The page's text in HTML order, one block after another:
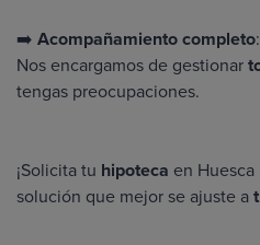
➡️ Acompañamiento completo:
Nos encargamos de gestionar
tengas preocupaciones.
¡Solicita tu hipoteca en
solución que mejor se ajuste a